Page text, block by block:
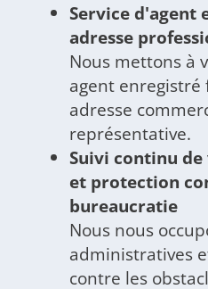
Service d'agent
adresse
Nous mettons à
agent enregistré
adresse
représentative.
Suivi continu
et protection
bureaucratie
Nous nous
administratives
contre les